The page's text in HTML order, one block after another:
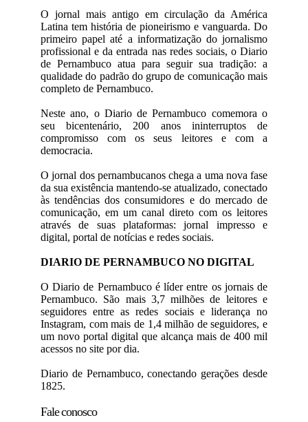
O jornal mais antigo em circulação da América
Latina tem história de pioneirismo e vanguarda. Do
primeiro papel até a informatização do jornalismo
profissional e da entrada nas redes sociais, o Diario
de Pernambuco atua para seguir sua tradição: a
qualidade do padrão do grupo de comunicação mais
completo de Pernambuco.
Neste ano, o Diario de Pernambuco comemora o
seu bicentenário, 200 anos ininterruptos de
compromisso com os seus leitores e com a
democracia.
O jornal dos pernambucanos chega a uma nova fase
da sua existência mantendo-se atualizado, conectado
às tendências dos consumidores e do mercado de
comunicação, em um canal direto com os leitores
através de suas plataformas: jornal impresso e
digital, portal de notícias e redes sociais.
DIARIO DE PERNAMBUCO NO DIGITAL
O Diario de Pernambuco é líder entre os jornais de
Pernambuco. São mais 3,7 milhões de leitores e
seguidores entre as redes sociais e liderança no
Instagram, com mais de 1,4 milhão de seguidores, e
um novo portal digital que alcança mais de 400 mil
acessos no site por dia.
Diario de Pernambuco, conectando gerações desde
1825.
Fale conosco